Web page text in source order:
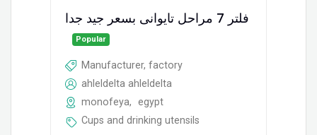
فلتر 7 مراحل تايوانى بسعر جيد جدا
Popular
Manufacturer, factory
ahleldelta ahleldelta
monofeya,
egypt
Cups and drinking utensils